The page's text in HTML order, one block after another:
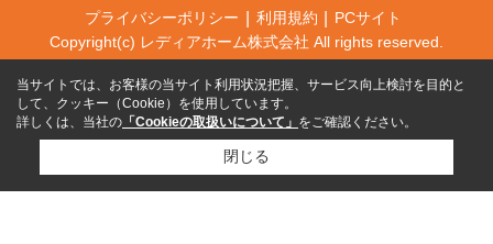
プライバシーポリシー 利用規約
PCサイト
Copyright(c) レディアホーム株式会社 All rights reserved.
当サイトでは、お客様の当サイト利用状況把握、サービス向上検討を目的と
して、クッキー（Cookie）を使用しています。
詳しくは、当社の 「Cookieの取扱いについて」 をご確認ください。
閉じる